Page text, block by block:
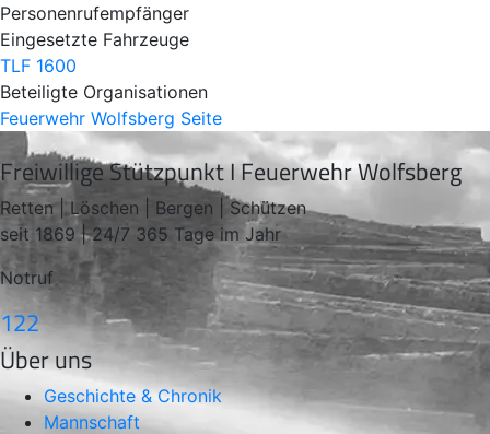
Personenrufempfänger
Eingesetzte Fahrzeuge
TLF 1600
Beteiligte Organisationen
Feuerwehr Wolfsberg Seite
Freiwillige Stützpunkt I Feuerwehr Wolfsberg
Retten | Löschen | Bergen | Schützen
seit 1869 | 24/7 365 Tage im Jahr
Notruf
122
Über uns
Geschichte & Chronik
Mannschaft